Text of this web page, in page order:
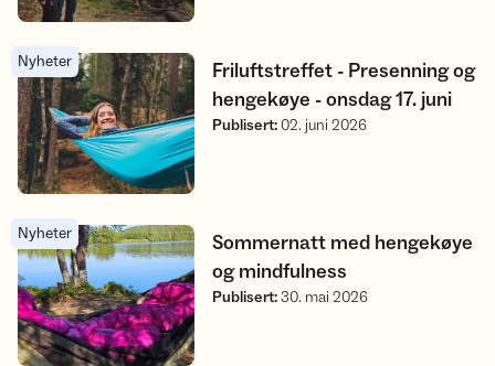
Friluftstreffet - Presenning og hengekøye - onsdag 17. juni
Nyheter
Publisert:02. juni 2026
Friluftstreffet - Presenning og
hengekøye - onsdag 17. juni
Sommernatt med hengekøye og mindfulness
Nyheter
Publisert:30. mai 2026
Sommernatt med hengekøye
og mindfulness